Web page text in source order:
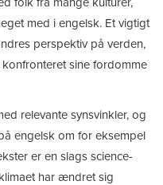
med i engelsk. Et vigtigt
perspektiv på verden,
sine fordomme
relevante synsvinkler, og
engelsk om for eksempel
er en slags science-
har ændret sig